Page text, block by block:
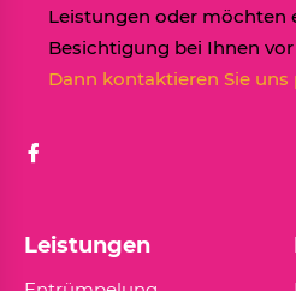
Leistungen oder möchten
Besichtigung bei Ihnen
Dann kontaktieren Sie uns
Leistungen